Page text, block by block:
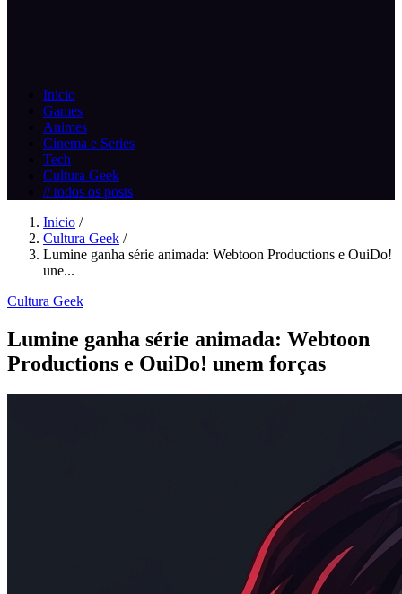
Inicio
Games
Animes
Cinema e Series
Tech
Cultura Geek
// todos os posts
Inicio /
Cultura Geek /
Lumine ganha série animada: Webtoon Productions e OuiDo!
une...
Cultura Geek
Lumine ganha série animada: Webtoon
Productions e OuiDo! unem forças